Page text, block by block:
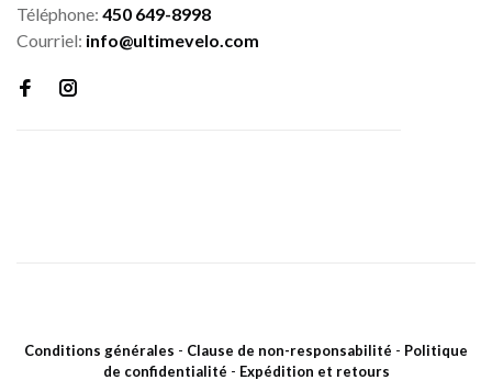
Téléphone: 450 649-8998
Courriel: info@ultimevelo.com
Conditions générales - Clause de non-responsabilité - Politique
de confidentialité - Expédition et retours